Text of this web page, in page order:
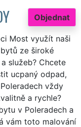
Objednat
Most využít naši
ze široké
služeb? Chcete
ucpaný odpad,
vždy
a rychle?
v Poleradech a
vám toto malování